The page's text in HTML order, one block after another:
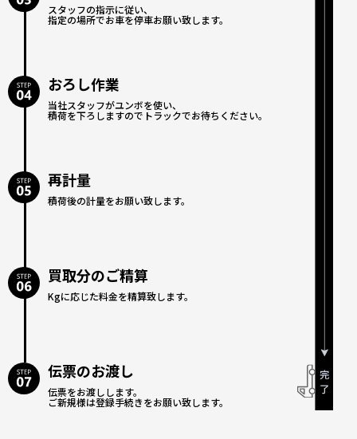
スタッフの指示に従い、
指定の場所でお車を停車お願い致します。
おろし作業
当社スタッフがユンボを使い、
積荷を下ろしますのでトラックでお待ちください。
再計量
積荷後の計量をお願い致します。
買取分のご精算
Kgに応じた料金を精算致します。
伝票のお渡し
伝票をお渡しします。
ご新規様は登録手続きをお願い致します。